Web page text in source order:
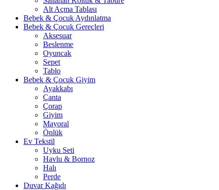
Alt Açma Tablası
Bebek & Çocuk Aydınlatma
Bebek & Çocuk Gereçleri
Aksesuar
Beslenme
Oyuncak
Sepet
Tablo
Bebek & Çocuk Giyim
Ayakkabı
Çanta
Çorap
Giyim
Mayoral
Önlük
Ev Tekstil
Uyku Seti
Havlu & Bornoz
Halı
Perde
Duvar Kağıdı